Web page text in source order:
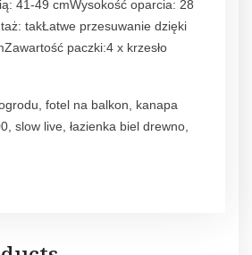
41-49 cmWysokość oparcia: 28
takŁatwe przesuwanie dzięki
paczki:4 x krzesło
fotel na balkon, kanapa
slow live, łazienka biel drewno,